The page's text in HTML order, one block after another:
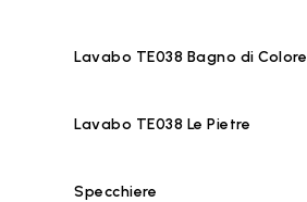
Lavabo TE038 Bagno di Colore
Lavabo TE038 Le Pietre
Specchiere